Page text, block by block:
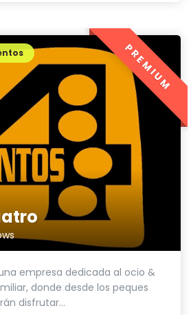
empresa dedicada al ocio &
donde desde los peques
disfrutar...
PREMIUM